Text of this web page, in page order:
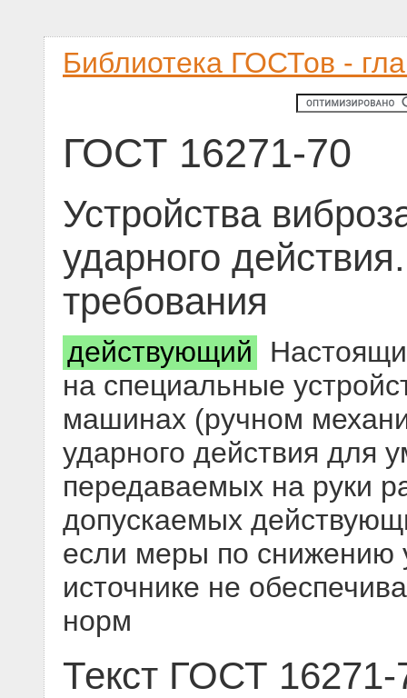
Библиотека ГОСТов -
ГОСТ 16271-70
Устройства
ударного
требования
действующий
на специальные
машинах (ручном
ударного действия для
передаваемых на руки
допускаемых
если меры по снижению
источнике не
норм
Текст ГОСТ 16271-